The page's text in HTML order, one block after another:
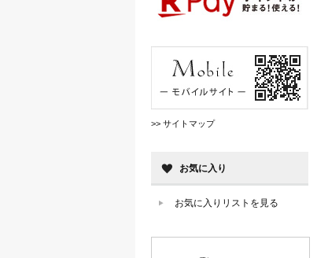
>> サイトマップ
お気に入り
お気に入りリストを見る